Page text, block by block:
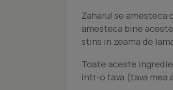
Zaharul se amesteca
amesteca bine
stins in zeama de
Toate aceste
intr-o tava (tava mea